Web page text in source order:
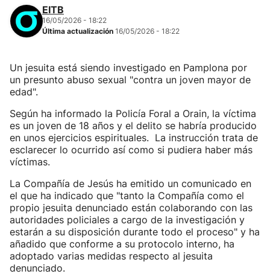
EITB
16/05/2026 - 18:22
Última actualización 16/05/2026 - 18:22
Un jesuita está siendo investigado en Pamplona por
un presunto abuso sexual "contra un joven mayor de
edad".
Según ha informado la Policía Foral a Orain, la víctima
es un joven de 18 años y el delito se habría producido
en unos ejercicios espirituales. La instrucción trata de
esclarecer lo ocurrido así como si pudiera haber más
víctimas.
La Compañía de Jesús ha emitido un comunicado en
el que ha indicado que "tanto la Compañía como el
propio jesuita denunciado están colaborando con las
autoridades policiales a cargo de la investigación y
estarán a su disposición durante todo el proceso" y ha
añadido que conforme a su protocolo interno, ha
adoptado varias medidas respecto al jesuita
denunciado.